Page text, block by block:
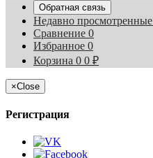
Обратная связь
Недавно просмотренные
Сравнение 0
Избранное 0
Корзина 0 0 ₽
×Close
Регистрация